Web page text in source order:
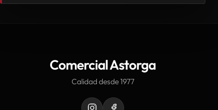
Comercial Astorga
Calidad desde 1977